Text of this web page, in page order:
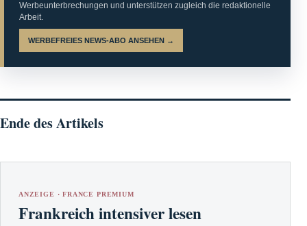
Werbeunterbrechungen und unterstützen zugleich die redaktionelle
Arbeit.
WERBEFREIES NEWS-ABO ANSEHEN →
Ende des Artikels
ANZEIGE · FRANCE PREMIUM
Frankreich intensiver lesen